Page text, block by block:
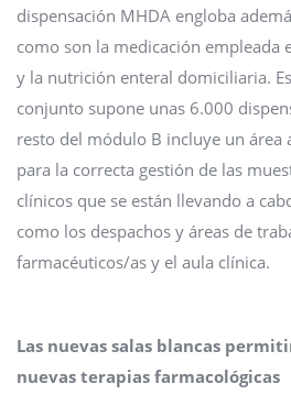
dispensación MHDA engloba
como son la medicación empleada
y la nutrición enteral domiciliaria.
conjunto supone unas 6.000
resto del módulo B incluye un área
para la correcta gestión de las
clínicos que se están llevando a
como los despachos y áreas de
farmacéuticos/as y el aula clínica.
Las nuevas salas blancas
nuevas terapias farmacológicas